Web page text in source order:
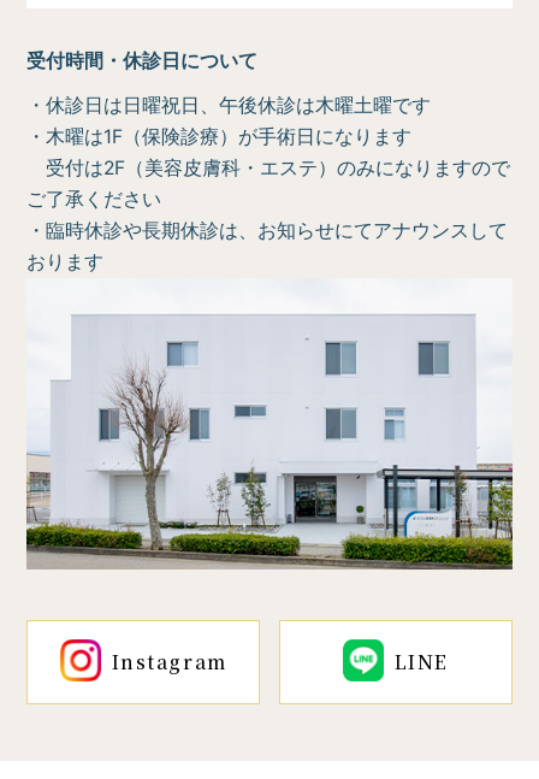
受付時間・休診日について
・休診日は日曜祝日、午後休診は木曜土曜です
・木曜は1F（保険診療）が手術日になります
受付は2F（美容皮膚科・エステ）のみになりますので
ご了承ください
・臨時休診や長期休診は、お知らせにてアナウンスして
おります
Instagram LINE